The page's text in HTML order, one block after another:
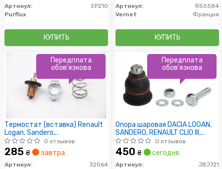
Артикул:
EP210
Purflux
КУПИТЬ
Артикул:
RS5584
Vernet
Франция
КУПИТЬ
Термостат (вставка) Renault
Logan, Sandero,
Kangoo,Scenic,Clio/Nissan
Almera, Kubistar,Micra 1.5 dci
(32064) Asam
0 отзывов
285 ₴ завтра
Артикул:
32064
Передплата
обов'язкова
Опора шаровая DACIA LOGAN,
SANDERO, RENAULT CLIO III,
MEGANE II 02- перед. мост (Пр-
во TRW)
0 отзывов
450 ₴ сегодня
Артикул:
JBJ721
Передплата
обов'язкова